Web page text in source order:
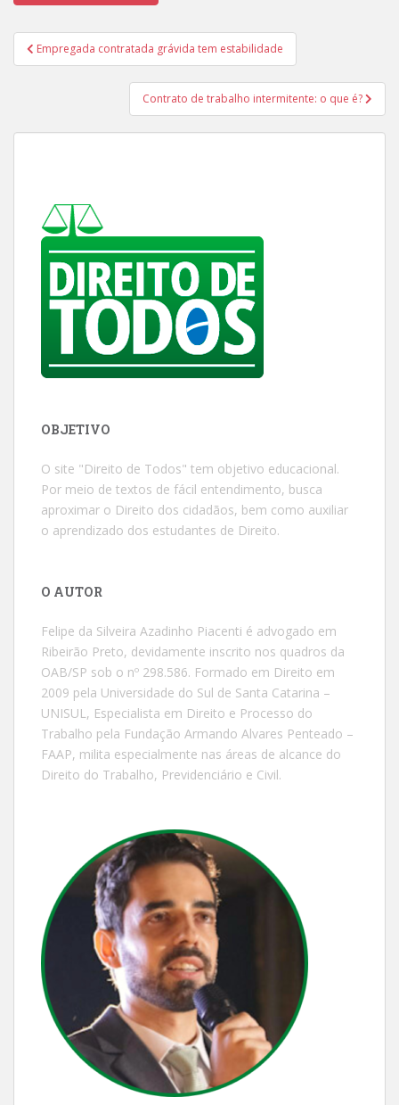
Navegação
de
Empregada contratada grávida tem estabilidade
Contrato de trabalho intermitente: o que é?
OBJETIVO
O site "Direito de Todos" tem objetivo educacional.
Por meio de textos de fácil entendimento, busca
aproximar o Direito dos cidadãos, bem como auxiliar
o aprendizado dos estudantes de Direito.
O AUTOR
Felipe da Silveira Azadinho Piacenti é advogado em
Ribeirão Preto, devidamente inscrito nos quadros da
OAB/SP sob o nº 298.586. Formado em Direito em
2009 pela Universidade do Sul de Santa Catarina –
UNISUL, Especialista em Direito e Processo do
Trabalho pela Fundação Armando Alvares Penteado –
FAAP, milita especialmente nas áreas de alcance do
Direito do Trabalho, Previdenciário e Civil.